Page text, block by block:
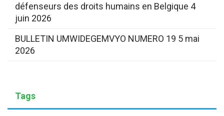
défenseurs des droits humains en Belgique 4
juin 2026
BULLETIN UMWIDEGEMVYO NUMERO 19 5 mai
2026
Tags